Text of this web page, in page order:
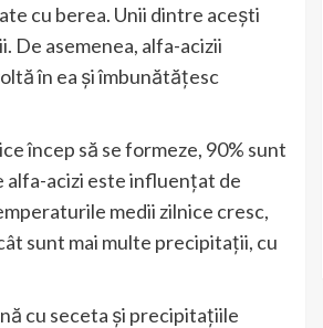
cu berea. Unii dintre acești
De asemenea, alfa-acizii
în ea și îmbunătățesc
încep să se formeze, 90% sunt
alfa-acizi este influențat de
medii zilnice cresc,
sunt mai multe precipitații, cu
cu seceta și precipitațiile